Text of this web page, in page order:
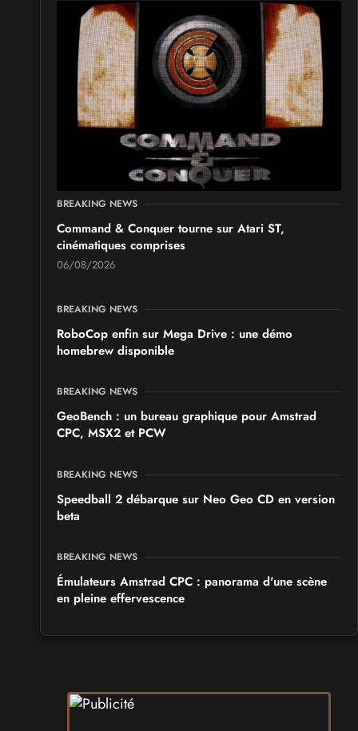
BREAKING NEWS
Command & Conquer tourne sur Atari ST,
cinématiques comprises
06/08/2026
BREAKING NEWS
RoboCop enfin sur Mega Drive : une démo
homebrew disponible
BREAKING NEWS
GeoBench : un bureau graphique pour Amstrad
CPC, MSX2 et PCW
BREAKING NEWS
Speedball 2 débarque sur Neo Geo CD en version
beta
BREAKING NEWS
Émulateurs Amstrad CPC : panorama d'une scène
en pleine effervescence